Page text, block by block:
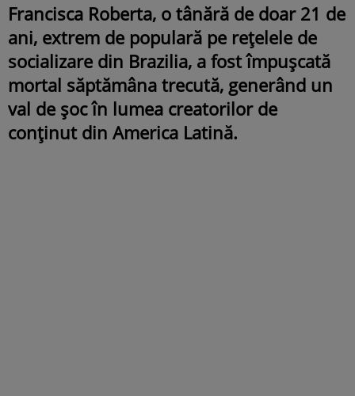
Francisca Roberta, o tânără de doar 21 de
ani, extrem de populară pe rețelele de
socializare din Brazilia, a fost împușcată
mortal săptămâna trecută, generând un
val de șoc în lumea creatorilor de
conținut din America Latină.